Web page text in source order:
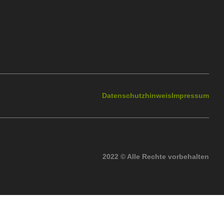
DatenschutzhinweisImpressum
2022 © Alle Rechte vorbehalten